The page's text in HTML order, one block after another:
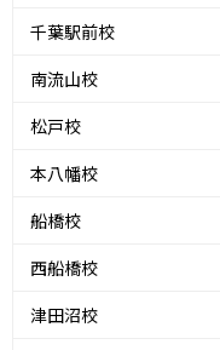
千葉駅前校
南流山校
松戸校
本八幡校
船橋校
西船橋校
津田沼校